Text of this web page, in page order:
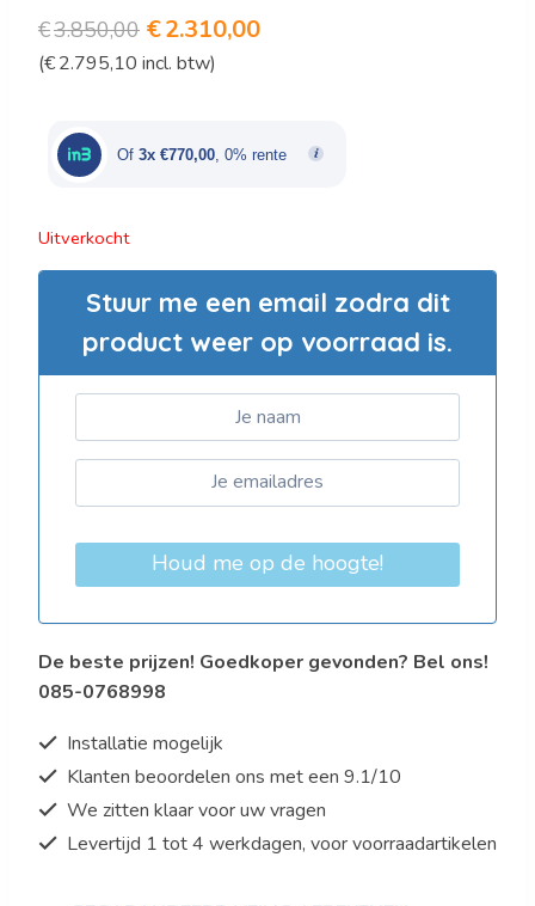
€3.850,00 Oorspronkelijke
prijs
€3.850,00.
€2.310,00Huidige
€2.310,00.
(€2.795,10 incl. btw)
Of 3x €770,00 , 0% rente
Uitverkocht
Stuur me een email zodra dit
product weer op voorraad is.
Houd me op de hoogte!
De beste prijzen! Goedkoper gevonden? Bel ons!
085-0768998
Installatie mogelijk
Klanten beoordelen ons met een 9.1/10
We zitten klaar voor uw vragen
Levertijd 1 tot 4 werkdagen, voor voorraadartikelen